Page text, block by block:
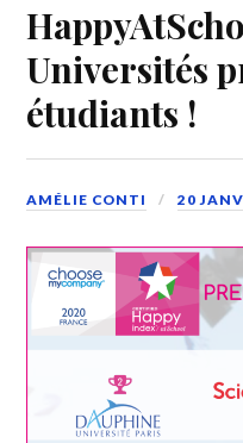
Universités
étudiants !
AMÉLIE CONTI 20